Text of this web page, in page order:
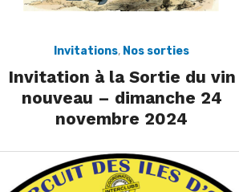
Invitations, Nos sorties
Invitation à la Sortie du vin
nouveau – dimanche 24
novembre 2024